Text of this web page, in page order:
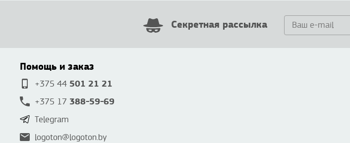
Секретная рассылка
Помощь и заказ
+375 44 501 21 21
+375 17 388-59-69
Telegram
logoton@logoton.by